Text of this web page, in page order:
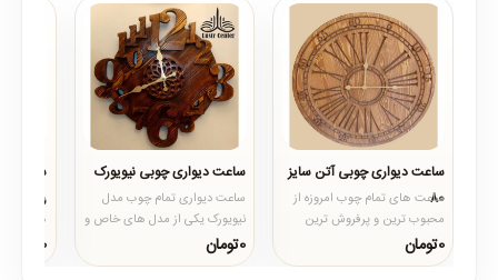
ساعت دیواری چوبی آتن سایز
80
ساعت های تمام چوب امروزه از
محبوب ترین و پرفروش ترین
مدل های ساعت دیواری در میان
مصرف کنندگان میباش..
0تومان
ساعت دیواری چوبی نیویورک
ساعت دیواری تمام چوب مدل
نیویورک یکی از مدل های خاص و
بسیار زیبای لوستر سنتر است که
طراحی آن انحصار..
0تومان
ساعت
رولت
ساعت
های
است که
شیکی در
0تومان